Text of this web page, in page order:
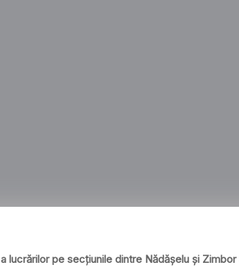
lucrărilor pe secţiunile dintre Nădăşelu şi